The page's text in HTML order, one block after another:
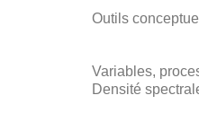
Outils
Variables,
Densité